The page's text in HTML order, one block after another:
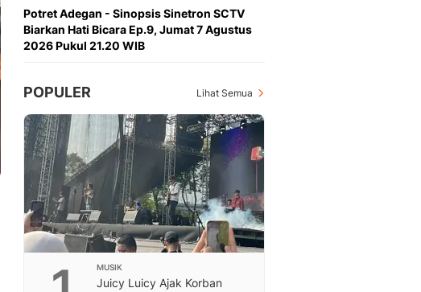
Potret Adegan - Sinopsis Sinetron SCTV
Biarkan Hati Bicara Ep.9, Jumat 7 Agustus
2026 Pukul 21.20 WIB
POPULER Lihat Semua
MUSIK
Juicy Luicy Ajak Korban